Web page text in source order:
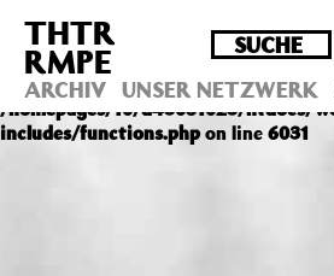
Deprecated : Die Funktion
Version 4.4.0 veraltet! Verwende
get_permalink(). in
/homepages/10/d43051023/htdocs/
includes/functions.phpon line 6031
THTR
RMPE
ARCHIV UNSER NETZWERK